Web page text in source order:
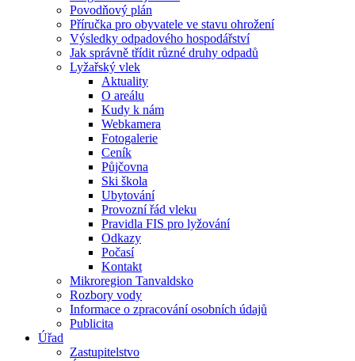
Povodňový plán
Příručka pro obyvatele ve stavu ohrožení
Výsledky odpadového hospodářství
Jak správně třídit různé druhy odpadů
Lyžařský vlek
Aktuality
O areálu
Kudy k nám
Webkamera
Fotogalerie
Ceník
Půjčovna
Ski škola
Ubytování
Provozní řád vleku
Pravidla FIS pro lyžování
Odkazy
Počasí
Kontakt
Mikroregion Tanvaldsko
Rozbory vody
Informace o zpracování osobních údajů
Publicita
Úřad
Zastupitelstvo